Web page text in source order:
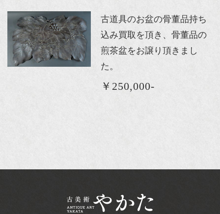
古道具のお盆の骨董品持ち
込み買取を頂き、骨董品の
煎茶盆をお譲り頂きまし
た。
￥250,000-